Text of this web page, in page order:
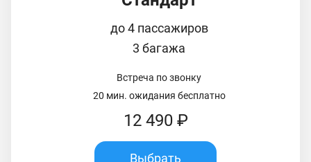
до 4 пассажиров
3 багажа
Встреча по звонку
20 мин. ожидания бесплатно
12 490 ₽
Выбрать